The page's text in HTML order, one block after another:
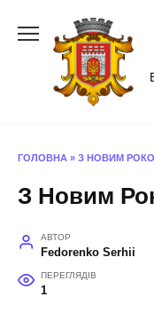
ГОЛОВНА » З НОВИМ
З Новим
АВТОР
Fedorenko Serhii
ПЕРЕГЛЯДІВ
1